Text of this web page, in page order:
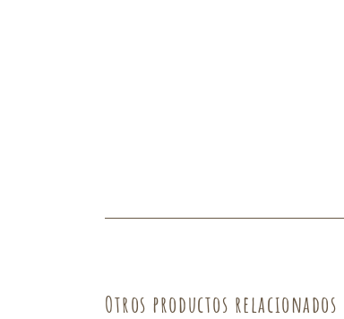
Otros productos relacionados